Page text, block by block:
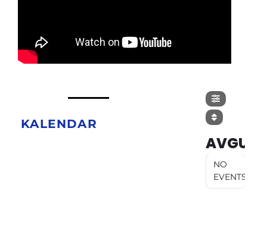
KALENDAR
AVGUST
NO
EVENTS